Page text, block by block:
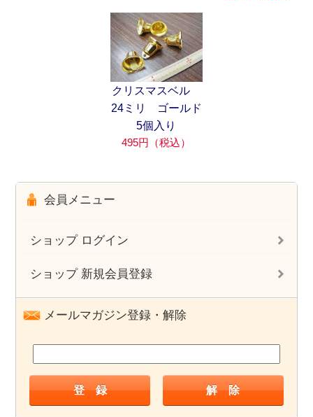
クリスマスベル
24ミリ ゴールド
5個入り
495円（税込）
会員メニュー
ショップ ログイン
ショップ 新規会員登録
メールマガジン登録・解除